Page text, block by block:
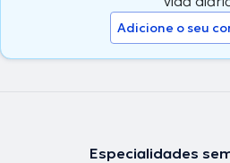
Adicione o seu
Especialidades